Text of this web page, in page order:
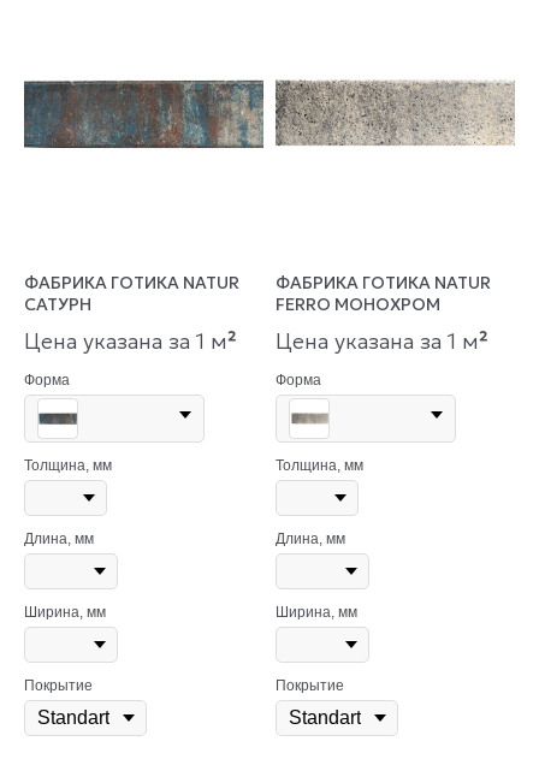
ФАБРИКА ГОТИКА NATUR
САТУРН
Цена указана за 1 м²
Форма
Толщина, мм
Длина, мм
Ширина, мм
Покрытие
ФАБРИКА ГОТИКА NATUR
FERRO МОНОХРОМ
Цена указана за 1 м²
Форма
Толщина, мм
Длина, мм
Ширина, мм
Покрытие